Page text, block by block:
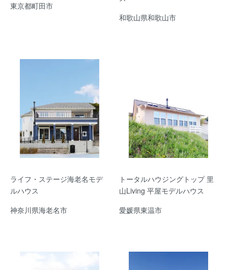
東京都町田市
和歌山県和歌山市
ライフ・ステージ海老名モデ
ルハウス
神奈川県海老名市
トータルハウジングトップ 里
山Living 平屋モデルハウス
愛媛県東温市